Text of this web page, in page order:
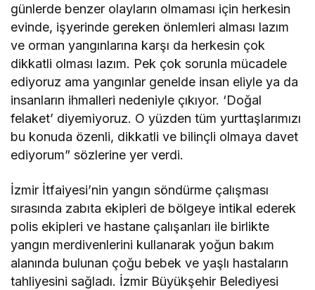
günlerde benzer olayların olmaması için herkesin
evinde, işyerinde gereken önlemleri alması lazım
ve orman yangınlarına karşı da herkesin çok
dikkatli olması lazım. Pek çok sorunla mücadele
ediyoruz ama yangınlar genelde insan eliyle ya da
insanların ihmalleri nedeniyle çıkıyor. ‘Doğal
felaket’ diyemiyoruz. O yüzden tüm yurttaşlarımızı
bu konuda özenli, dikkatli ve bilinçli olmaya davet
ediyorum” sözlerine yer verdi.
İzmir İtfaiyesi’nin yangın söndürme çalışması
sırasında zabıta ekipleri de bölgeye intikal ederek
polis ekipleri ve hastane çalışanları ile birlikte
yangın merdivenlerini kullanarak yoğun bakım
alanında bulunan çoğu bebek ve yaşlı hastaların
tahliyesini sağladı. İzmir Büyükşehir Belediyesi